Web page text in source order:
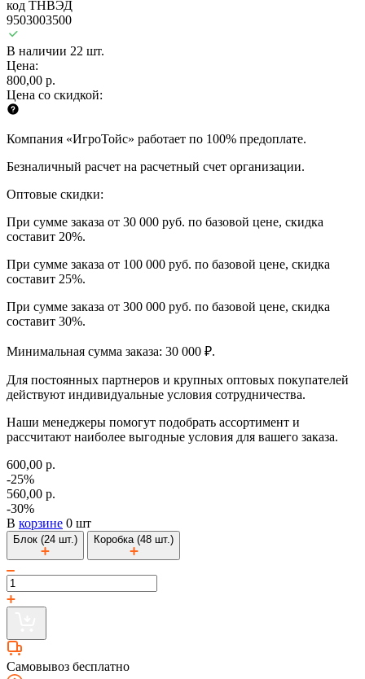
код ТНВЭД
9503003500
В наличии 22 шт.
Цена:
800,00 р.
Цена со скидкой:
Компания «ИгроТойс» работает по 100% предоплате.
Безналичный расчет на расчетный счет организации.
Оптовые скидки:
При сумме заказа от 30 000 руб. по базовой цене, скидка
составит 20%.
При сумме заказа от 100 000 руб. по базовой цене, скидка
составит 25%.
При сумме заказа от 300 000 руб. по базовой цене, скидка
составит 30%.
Минимальная сумма заказа: 30 000 ₽.
Для постоянных партнеров и крупных оптовых покупателей
действуют индивидуальные условия сотрудничества.
Наши менеджеры помогут подобрать ассортимент и
рассчитают наиболее выгодные условия для вашего заказа.
600,00 р.
-25%
560,00 р.
-30%
В корзине 0 шт
Блок (24 шт.) Коробка (48 шт.)
Самовывоз бесплатно